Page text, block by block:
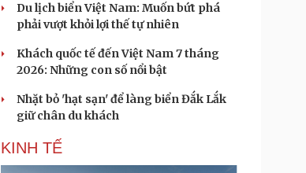
Du lịch biển Việt Nam: Muốn bứt phá
phải vượt khỏi lợi thế tự nhiên
Khách quốc tế đến Việt Nam 7 tháng
2026: Những con số nổi bật
Nhặt bỏ 'hạt sạn' để làng biển Đắk Lắk
giữ chân du khách
KINH TẾ